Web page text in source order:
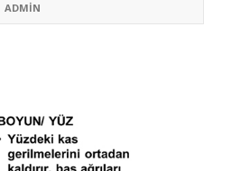
ADMIN